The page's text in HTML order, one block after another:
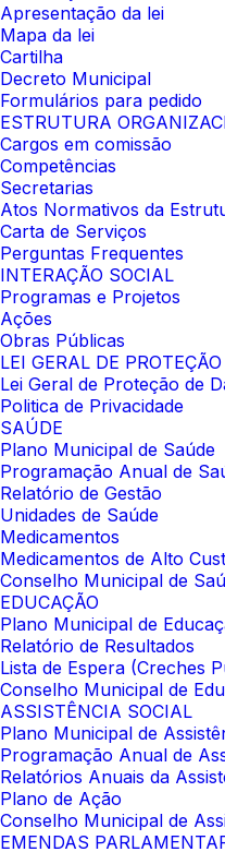
Apresentação da lei
Mapa da lei
Cartilha
Decreto Municipal
Formulários para pedido
ESTRUTURA
Cargos em comissão
Competências
Secretarias
Atos Normativos da
Carta de Serviços
Perguntas Frequentes
INTERAÇÃO SOCIAL
Programas e Projetos
Ações
Obras Públicas
LEI GERAL DE
Lei Geral de Proteção de
Politica de Privacidade
SAÚDE
Plano Municipal de Saúde
Programação Anual de
Relatório de Gestão
Unidades de Saúde
Medicamentos
Medicamentos de Alto
Conselho Municipal de
EDUCAÇÃO
Plano Municipal de
Relatório de Resultados
Lista de Espera (Creches
Conselho Municipal de
ASSISTÊNCIA SOCIAL
Plano Municipal de
Programação Anual de
Relatórios Anuais da
Plano de Ação
Conselho Municipal de
EMENDAS